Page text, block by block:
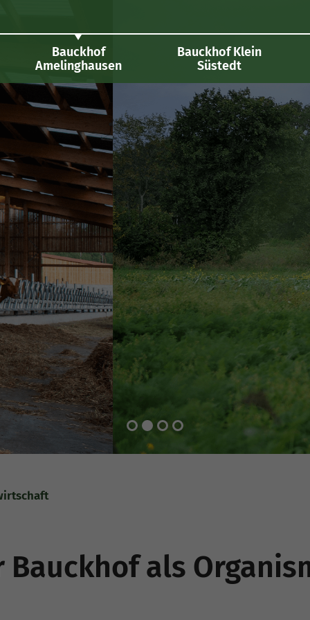
Bauckhof als
Bauckhof
Amelinghausen
Bauckhof Klein
Süstedt